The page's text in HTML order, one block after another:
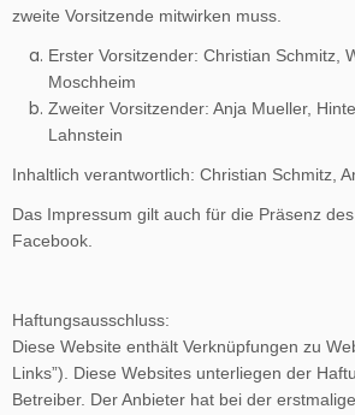
zweite Vorsitzende mitwirken muss.
Erster Vorsitzender: Christian Schmitz,
Moschheim
Zweiter Vorsitzender: Anja Mueller,
Lahnstein
Inhaltlich verantwortlich: Christian Schmitz,
Das Impressum gilt auch für die Präsenz
Facebook.
Haftungsausschluss:
Diese Website enthält Verknüpfungen zu
Links”). Diese Websites unterliegen der
Betreiber. Der Anbieter hat bei der